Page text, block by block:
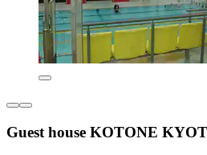
Guest house KOTONE